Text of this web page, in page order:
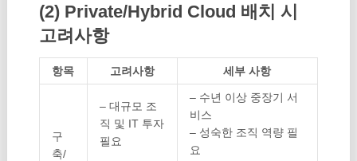
(2) Private/Hybrid Cloud 배치 시
고려사항
항목 고려사항 세부 사항
구
축/
– 대규모 조
직 및 IT 투자
필요
– 수년 이상 중장기 서
비스
– 성숙한 조직 역량 필
요